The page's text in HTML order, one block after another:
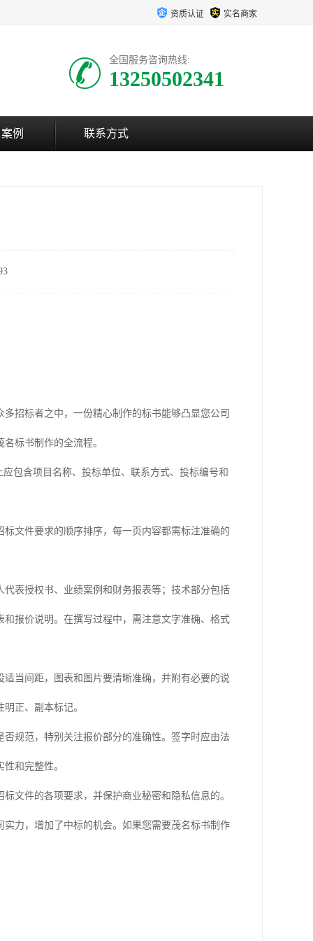
资质认证 实名商家
全国服务咨询热线:
13250502341
例 联系方式
招标者之中，一份精心制作的标书能够凸显您公司
标书制作的全流程。
包含项目名称、投标单位、联系方式、投标编号和
文件要求的顺序排序，每一页内容都需标注准确的
表授权书、业绩案例和财务报表等；技术部分包括
报价说明。在撰写过程中，需注意文字准确、格式
当间距，图表和图片要清晰准确，并附有必要的说
正、副本标记。
规范，特别关注报价部分的准确性。签字时应由法
和完整性。
文件的各项要求，并保护商业秘密和隐私信息的。
力，增加了中标的机会。如果您需要茂名标书制作